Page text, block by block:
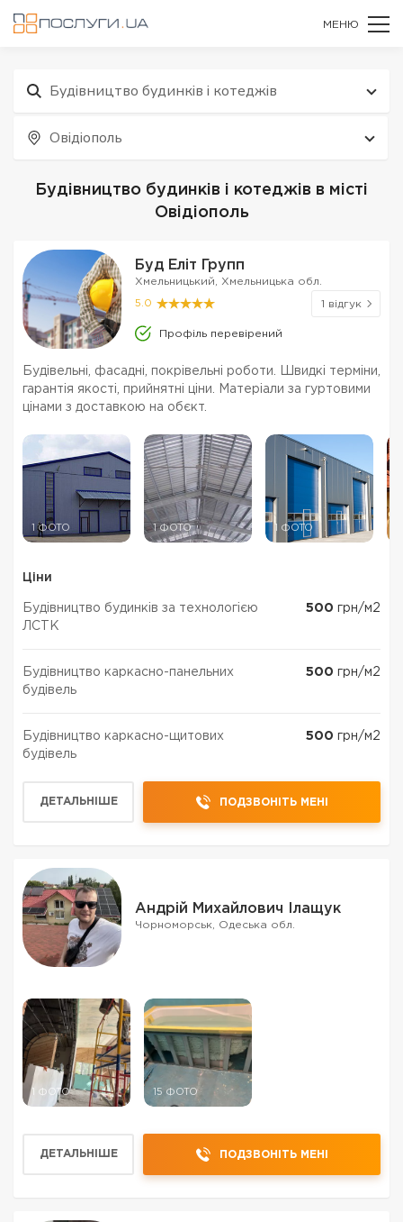
МЕНЮ
Будівництво будинків і котеджів
Овідіополь
Будівництво будинків і котеджів в місті
Овідіополь
Буд Еліт Групп
Хмельницький, Хмельницька обл.
5.0 1 відгук
Профіль перевірений
Будівельні, фасадні, покрівельні роботи. Швидкі терміни,
гарантія якості, прийнятні ціни. Матеріали за гуртовими
цінами з доставкою на обєкт.
1 ФОТО 1 ФОТО 1 ФОТО
Ціни
Будівництво будинків за технологією
ЛСТК
500 грн/м2
Будівництво каркасно-панельних
будівель
500 грн/м2
Будівництво каркасно-щитових
будівель
500 грн/м2
ДЕТАЛЬНІШЕ ПОДЗВОНІТЬ МЕНІ
Андрій Михайлович Ілащук
Чорноморськ, Одеська обл.
1 ФОТО 15 ФОТО
ДЕТАЛЬНІШЕ ПОДЗВОНІТЬ МЕНІ